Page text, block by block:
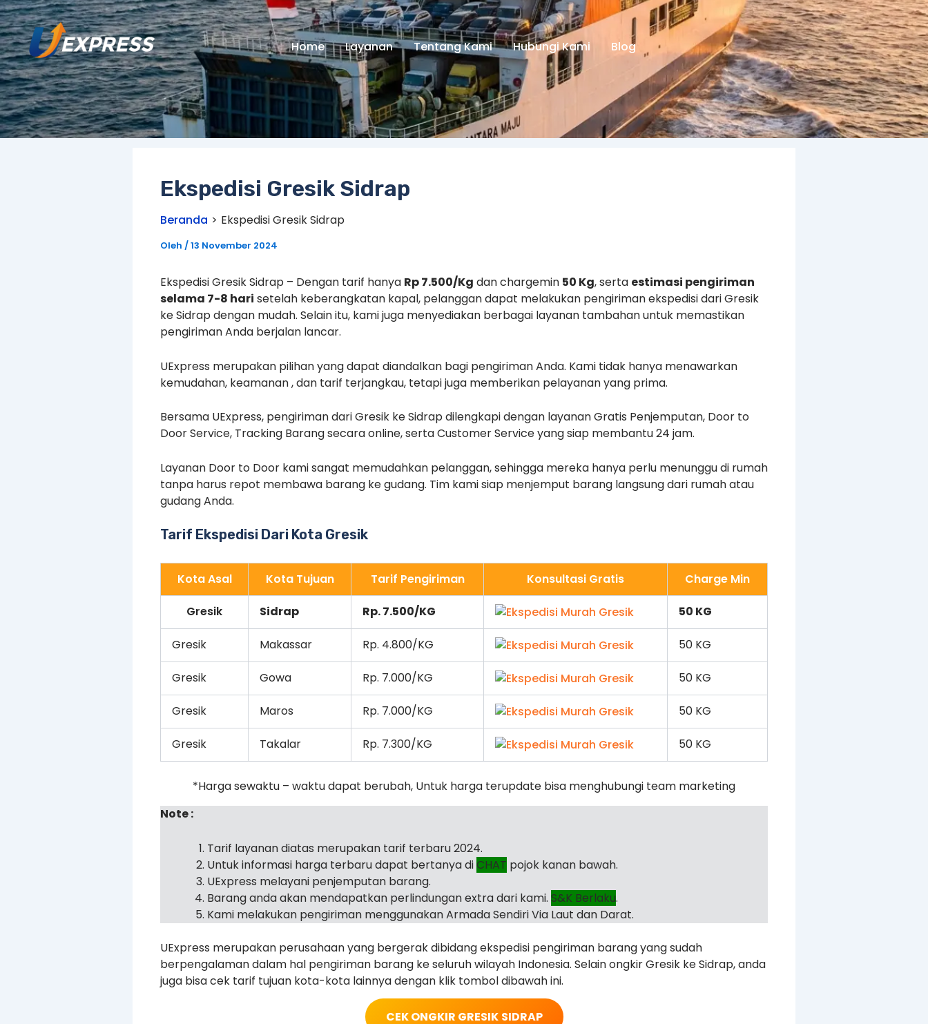
Lewati
ke
konten
Home Layanan Tentang Kami Hubungi Kami Blog
Ekspedisi Gresik Sidrap
Beranda Ekspedisi Gresik Sidrap
Oleh /13 November 2024
Ekspedisi Gresik Sidrap – Dengan tarif hanya Rp 7.500/Kg dan chargemin 50 Kg, serta estimasi pengiriman
selama 7-8 hari setelah keberangkatan kapal, pelanggan dapat melakukan pengiriman ekspedisi dari Gresik
ke Sidrap dengan mudah. Selain itu, kami juga menyediakan berbagai layanan tambahan untuk memastikan
pengiriman Anda berjalan lancar.
UExpress merupakan pilihan yang dapat diandalkan bagi pengiriman Anda. Kami tidak hanya menawarkan
kemudahan, keamanan , dan tarif terjangkau, tetapi juga memberikan pelayanan yang prima.
Bersama UExpress, pengiriman dari Gresik ke Sidrap dilengkapi dengan layanan Gratis Penjemputan, Door to
Door Service, Tracking Barang secara online, serta Customer Service yang siap membantu 24 jam.
Layanan Door to Door kami sangat memudahkan pelanggan, sehingga mereka hanya perlu menunggu di rumah
tanpa harus repot membawa barang ke gudang. Tim kami siap menjemput barang langsung dari rumah atau
gudang Anda.
Tarif Ekspedisi Dari Kota Gresik
Kota Asal Kota Tujuan Tarif Pengiriman Konsultasi Gratis Charge Min
Gresik Sidrap Rp. 7.500/KG 50 KG
Gresik Makassar Rp. 4.800/KG 50 KG
Gresik Gowa Rp. 7.000/KG 50 KG
Gresik Maros Rp. 7.000/KG 50 KG
Gresik Takalar Rp. 7.300/KG 50 KG
*Harga sewaktu – waktu dapat berubah, Untuk harga terupdate bisa menghubungi team marketing
Note :
Tarif layanan diatas merupakan tarif terbaru 2024.
Untuk informasi harga terbaru dapat bertanya diCHAT pojok kanan bawah.
UExpress melayani penjemputan barang.
Barang anda akan mendapatkan perlindungan extra dari kami. S&K Berlaku.
Kami melakukan pengiriman menggunakan Armada Sendiri Via Laut dan Darat.
UExpress merupakan perusahaan yang bergerak dibidang ekspedisi pengiriman barang yang sudah
berpengalaman dalam hal pengiriman barang ke seluruh wilayah Indonesia. Selain ongkir Gresik ke Sidrap, anda
juga bisa cek tarif tujuan kota-kota lainnya dengan klik tombol dibawah ini.
CEK ONGKIR GRESIK SIDRAP